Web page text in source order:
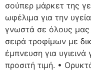
σούπερ μάρκετ της
ωφέλιμα για την
γνωστά σε όλους μας
σειρά τροφίμων με
έμπνευση για
προσιτή τιμή. •